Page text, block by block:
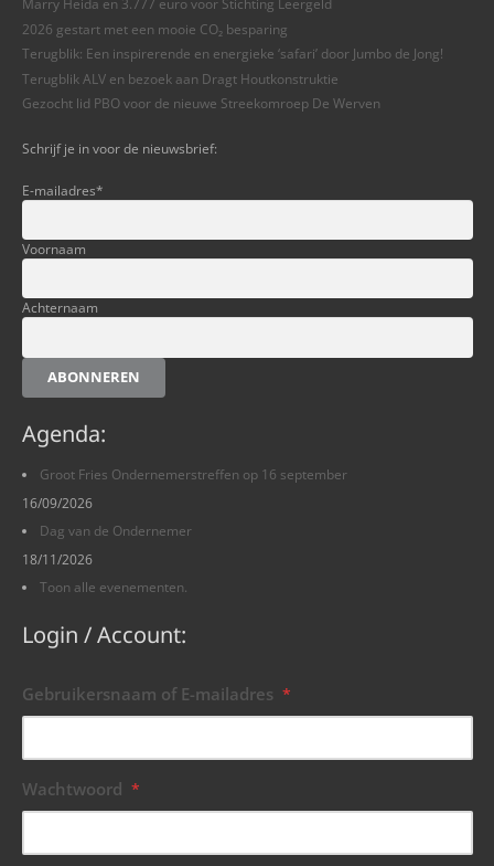
2026 gestart met een mooie CO₂ besparing
Terugblik: Een inspirerende en energieke ‘safari’ door Jumbo de Jong!
Terugblik ALV en bezoek aan Dragt Houtkonstruktie
Gezocht lid PBO voor de nieuwe Streekomroep De Werven
Schrijf je in voor de nieuwsbrief:
E-mailadres*
Voornaam
Achternaam
ABONNEREN
Agenda:
Groot Fries Ondernemerstreffen op 16 september
16/09/2026
Dag van de Ondernemer
18/11/2026
Toon alle evenementen.
Login / Account:
Gebruikersnaam of E-mailadres *
Wachtwoord *